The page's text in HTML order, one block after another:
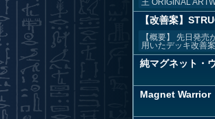
【改善案】
【概要】 先日発
用いたデッキ改善
純マグネット・
Magnet Warrior